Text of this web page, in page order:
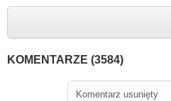
KOMENTARZE (3584)
Komentarz usunięty